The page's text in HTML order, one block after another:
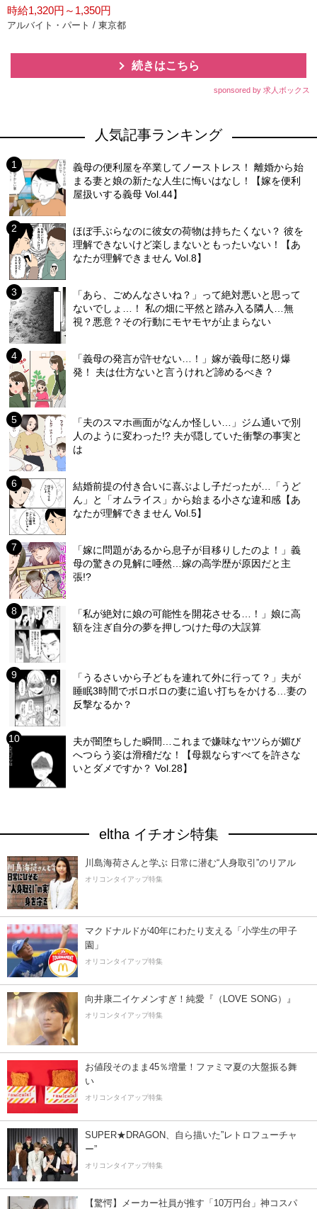
時給1,320円～1,350円
アルバイト・パート / 東京都
続きはこちら
sponsored by 求人ボックス
人気記事ランキング
義母の便利屋を卒業してノーストレス！ 離婚から始
まる妻と娘の新たな人生に悔いはなし！【嫁を便利
屋扱いする義母 Vol.44】
ほぼ手ぶらなのに彼女の荷物は持ちたくない？ 彼を
理解できないけど楽しまないともったいない！【あ
なたが理解できません Vol.8】
「あら、ごめんなさいね？」って絶対悪いと思って
ないでしょ…！ 私の畑に平然と踏み入る隣人…無
視？悪意？その行動にモヤモヤが止まらない
「義母の発言が許せない…！」嫁が義母に怒り爆
発！ 夫は仕方ないと言うけれど諦めるべき？
「夫のスマホ画面がなんか怪しい…」ジム通いで別
人のように変わった!? 夫が隠していた衝撃の事実と
は
結婚前提の付き合いに喜ぶよし子だったが…「うど
ん」と「オムライス」から始まる小さな違和感【あ
なたが理解できません Vol.5】
「嫁に問題があるから息子が目移りしたのよ！」義
母の驚きの見解に唖然…嫁の高学歴が原因だと主
張!?
「私が絶対に娘の可能性を開花させる…！」娘に高
額を注ぎ自分の夢を押しつけた母の大誤算
「うるさいから子どもを連れて外に行って？」夫が
睡眠3時間でボロボロの妻に追い打ちをかける…妻の
反撃なるか？
夫が闇堕ちした瞬間…これまで嫌味なヤツらが媚び
へつらう姿は滑稽だな！【母親ならすべてを許さな
いとダメですか？ Vol.28】
eltha イチオシ特集
川島海荷さんと学ぶ 日常に潜む“人身取引”のリアル
オリコンタイアップ特集
マクドナルドが40年にわたり支える「小学生の甲子
園」
オリコンタイアップ特集
向井康二イケメンすぎ！純愛『（LOVE SONG）』
オリコンタイアップ特集
お値段そのまま45％増量！ファミマ夏の大盤振る舞
い
オリコンタイアップ特集
SUPER★DRAGON、自ら描いた”レトロフューチャ
ー”
オリコンタイアップ特集
【驚愕】メーカー社員が推す「10万円台」神コスパ